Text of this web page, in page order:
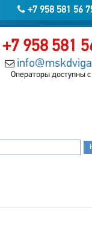
+7 958 581 56
+7 958 581
Операторы доступны